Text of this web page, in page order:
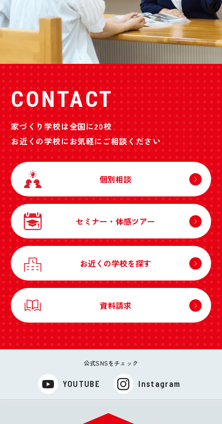
CONTACT
家づくり学校は全国に20校
お近くの学校にお気軽にご相談ください
個別相談
セミナー・体感ツアー
お近くの学校を探す
資料請求
公式SNSをチェック
YOUTUBE Instagram